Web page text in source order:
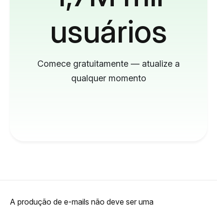
usuários
Comece gratuitamente — atualize a
qualquer momento
A produção de e-mails não deve ser uma